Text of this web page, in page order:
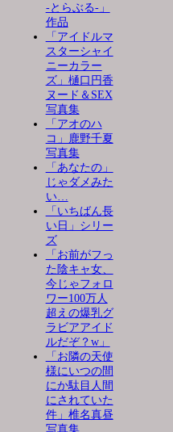
-とらぶる-」
作品
「アイドルマ
スターシャイ
ニーカラー
ズ」樋口円香
ヌード＆SEX
写真集
「アオのハ
コ」鹿野千夏
写真集
「あなたの」
じゃダメみた
い…
「いちばん長
い日」シリー
ズ
「お前がフっ
た陰キャ女、
今じゃフォロ
ワー100万人
超えの爆乳グ
ラビアアイド
ルだぞ？w」
「お隣の天使
様にいつの間
にか駄目人間
にされていた
件」椎名真昼
写真集